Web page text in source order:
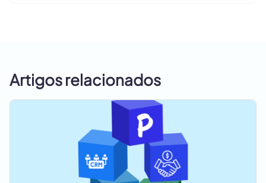
Artigos relacionados